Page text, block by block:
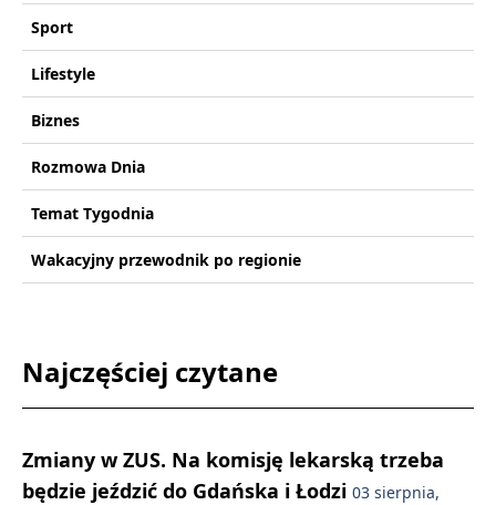
Sport
Lifestyle
Biznes
Rozmowa Dnia
Temat Tygodnia
Wakacyjny przewodnik po regionie
Najczęściej czytane
Zmiany w ZUS. Na komisję lekarską trzeba
będzie jeździć do Gdańska i Łodzi 03 sierpnia,